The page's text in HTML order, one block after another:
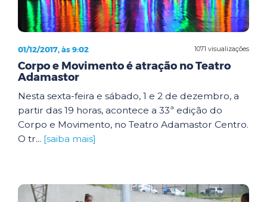
1071 visualizações
01/12/2017, às 9:02
Corpo e Movimento é atração no Teatro
Adamastor
Nesta sexta-feira e sábado, 1 e 2 de dezembro, a
partir das 19 horas, acontece a 33ª edição do
Corpo e Movimento, no Teatro Adamastor Centro.
O tr... [saiba mais]